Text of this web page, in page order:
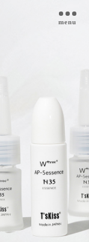
menu